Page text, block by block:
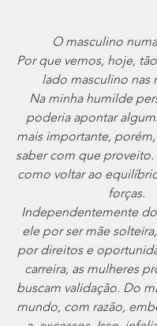
O masculino
Por que vemos, hoje,
lado masculino nas
Na minha humilde
poderia apontar
mais importante,
saber com que proveito.
como voltar ao
forças.
Independentemente
ele por ser mãe
por direitos e
carreira, as mulheres
buscam validação. Do
mundo, com razão,